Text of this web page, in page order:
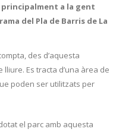
a la gent
del Pla de Barris de La
des d’aquesta
Es tracta d’una àrea de
poden ser utilitzats per
el parc amb aquesta